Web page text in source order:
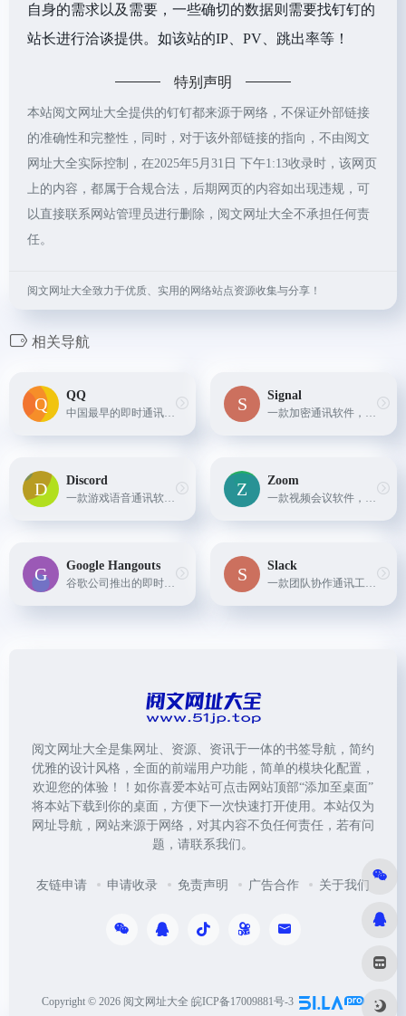
自身的需求以及需要，一些确切的数据则需要找钉钉的
站长进行洽谈提供。如该站的IP、PV、跳出率等！
特别声明
本站阅文网址大全提供的钉钉都来源于网络，不保证外部链接
的准确性和完整性，同时，对于该外部链接的指向，不由阅文
网址大全实际控制，在2025年5月31日 下午1:13收录时，该网页
上的内容，都属于合规合法，后期网页的内容如出现违规，可
以直接联系网站管理员进行删除，阅文网址大全不承担任何责
任。
阅文网址大全致力于优质、实用的网络站点资源收集与分享！
相关导航
QQ
中国最早的即时通讯软件之一，支持文字、语音、视频等多种形式的通讯，同时提供空间、邮箱、游戏等功能。
Signal
一款加密通讯软件，支持文字、语音、视频等多种形式的通讯，同时提供端到端加密功能，保护用户隐私。
Discord
一款游戏语音通讯软件，支持语音聊天和文字聊天，同时提供服务器管理、频道管理等功能。
Zoom
一款视频会议软件，支持多人在线会议，同时提供实时翻译、录制等功能。
Google Hangouts
谷歌公司推出的即时通讯软件，支持文字、语音、视频等多种形式的通讯，同时提供云存储、群组聊天等功能。
Slack
一款团队协作通讯工具，支持文字、语音、视频等多种形式的通讯，同时提供文件共享、任务管理等功能。
阅文网址大全是集网址、资源、资讯于一体的书签导航，简约
优雅的设计风格，全面的前端用户功能，简单的模块化配置，
欢迎您的体验！！如你喜爱本站可点击网站顶部“添加至桌面”
将本站下载到你的桌面，方便下一次快速打开使用。本站仅为
网址导航，网站来源于网络，对其内容不负任何责任，若有问
题，请联系我们。
友链申请 申请收录 免责声明 广告合作 关于我们
Copyright © 2026 阅文网址大全 皖ICP备17009881号-3